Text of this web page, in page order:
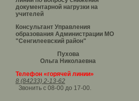
документарной нагрузки на
учителей
Консультант Управления
образования Администрации МО
"Сенгилеевский район"
Пухова
Ольга Николаевна
Телефон «горячей линии»
8 (84233) 2-13-62
Звонить с 08-00 до 17-00.